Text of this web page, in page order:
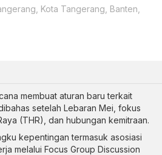
Kota Tangerang, Banten,
membuat aturan baru terkait
setelah Lebaran Mei, fokus
(THR), dan hubungan kemitraan.
kepentingan termasuk asosiasi
melalui Focus Group Discussion